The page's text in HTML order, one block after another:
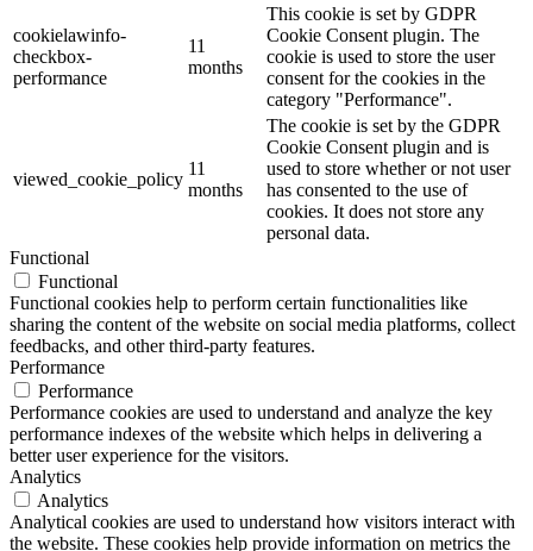
cookielawinfo-
checkbox-
performance
11
months
This cookie is set by GDPR
Cookie Consent plugin. The
cookie is used to store the user
consent for the cookies in the
category "Performance".
viewed_cookie_policy
11
months
The cookie is set by the GDPR
Cookie Consent plugin and is
used to store whether or not user
has consented to the use of
cookies. It does not store any
personal data.
Functional
Functional
Functional cookies help to perform certain functionalities like
sharing the content of the website on social media platforms, collect
feedbacks, and other third-party features.
Performance
Performance
Performance cookies are used to understand and analyze the key
performance indexes of the website which helps in delivering a
better user experience for the visitors.
Analytics
Analytics
Analytical cookies are used to understand how visitors interact with
the website. These cookies help provide information on metrics the